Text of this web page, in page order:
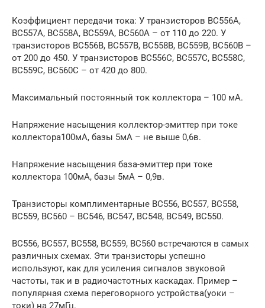
Коэффициент передачи тока: У транзисторов BC556A,
BC557A, BC558A, BC559A, BC560A – от 110 до 220. У
транзисторов BC556B, BC557B, BC558B, BC559B, BC560B –
от 200 до 450. У транзисторов BC556C, BC557C, BC558C,
BC559C, BC560C – от 420 до 800.
Максимальный постоянный ток коллектора – 100 мА.
Напряжение насыщения коллектор-эмиттер при токе
коллектора100мА, базы 5мА – не выше 0,6в.
Напряжение насыщения база-эмиттер при токе
коллектора 100мА, базы 5мА – 0,9в.
Транзисторы комплиментарные BC556, BC557, BC558,
BC559, BC560 – BC546, BC547, BC548, BC549, BC550.
BC556, BC557, BC558, BC559, BC560 встречаются в самых
различных схемах. Эти транзисторы успешно
используют, как для усиления сигналов звуковой
частоты, так и в радиочастотных каскадах. Пример –
популярная схема переговорного устройства(уоки –
токи) на 27мГц.